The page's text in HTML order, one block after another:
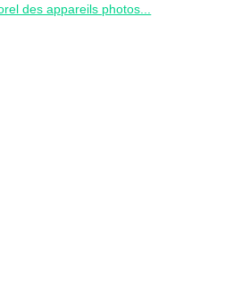
des appareils photos...